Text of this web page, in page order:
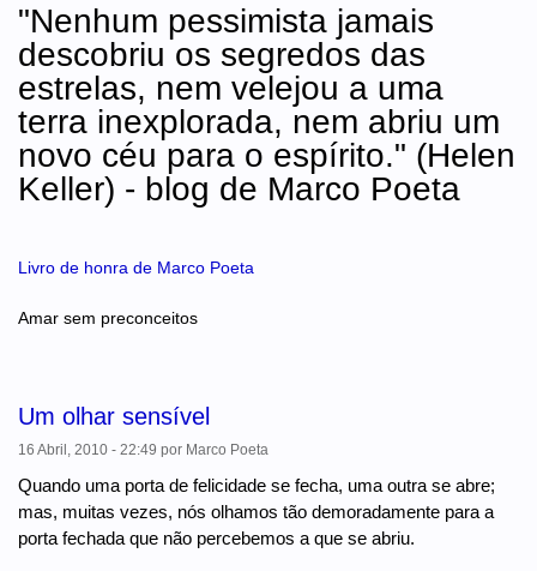
"Nenhum pessimista jamais
descobriu os segredos das
estrelas, nem velejou a uma
terra inexplorada, nem abriu um
novo céu para o espírito." (Helen
Keller) - blog de Marco Poeta
Livro de honra de Marco Poeta
Amar sem preconceitos
Um olhar sensível
16 Abril, 2010 - 22:49 por Marco Poeta
Quando uma porta de felicidade se fecha, uma outra se abre;
mas, muitas vezes, nós olhamos tão demoradamente para a
porta fechada que não percebemos a que se abriu.